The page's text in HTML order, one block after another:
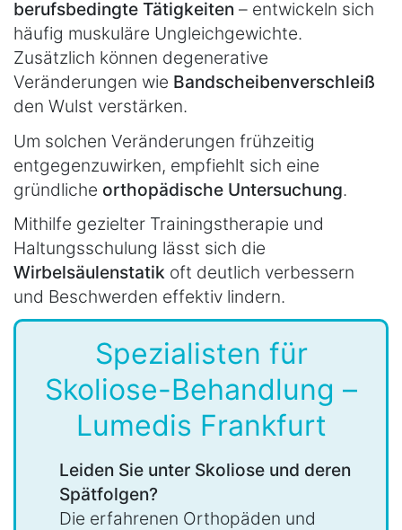
berufsbedingte Tätigkeiten – entwickeln sich
häufig muskuläre Ungleichgewichte.
Zusätzlich können degenerative
Veränderungen wie Bandscheibenverschleiß
den Wulst verstärken.
Um solchen Veränderungen frühzeitig
entgegenzuwirken, empfiehlt sich eine
gründliche orthopädische Untersuchung.
Mithilfe gezielter Trainingstherapie und
Haltungsschulung lässt sich die
Wirbelsäulenstatik oft deutlich verbessern
und Beschwerden effektiv lindern.
Spezialisten für
Skoliose-Behandlung –
Lumedis Frankfurt
Leiden Sie unter Skoliose und deren
Spätfolgen?
Die erfahrenen Orthopäden und